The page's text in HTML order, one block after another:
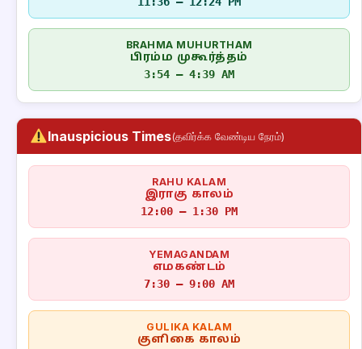
BRAHMA MUHURTHAM
பிரம்ம முகூர்த்தம்
3:54 – 4:39 AM
Inauspicious Times(தவிர்க்க வேண்டிய நேரம்)
RAHU KALAM
இராகு காலம்
12:00 – 1:30 PM
YEMAGANDAM
எமகண்டம்
7:30 – 9:00 AM
GULIKA KALAM
குளிகை காலம்